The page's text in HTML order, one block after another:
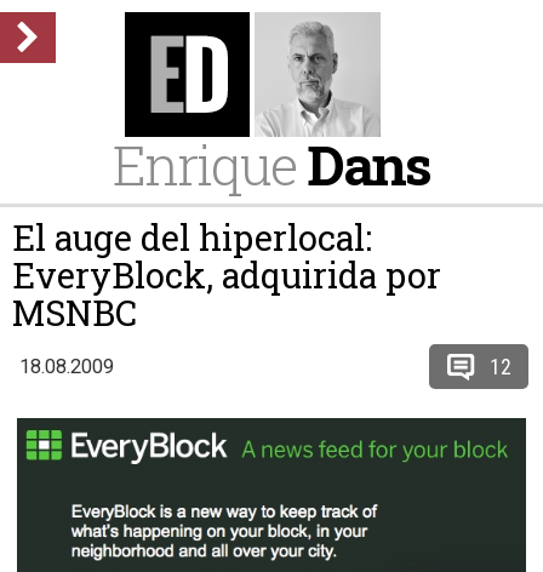
EnriqueDans
El auge del hiperlocal:
EveryBlock, adquirida por
MSNBC
18.08.2009 12